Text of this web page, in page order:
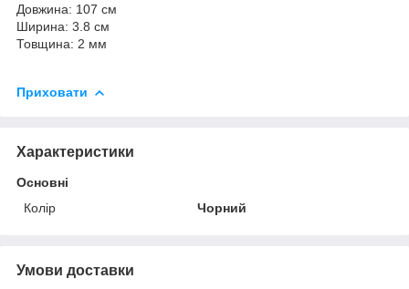
Довжина: 107 см
Ширина: 3.8 см
Товщина: 2 мм
Приховати
Характеристики
Основні
Колір
Чорний
Умови доставки